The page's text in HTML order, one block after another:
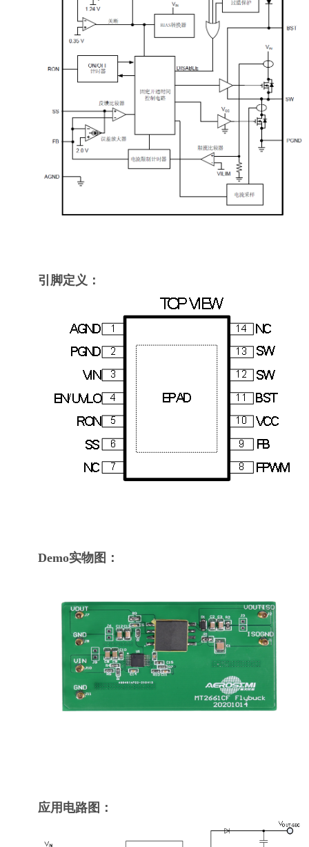
引脚定义：
Demo实物图：
应用电路图：